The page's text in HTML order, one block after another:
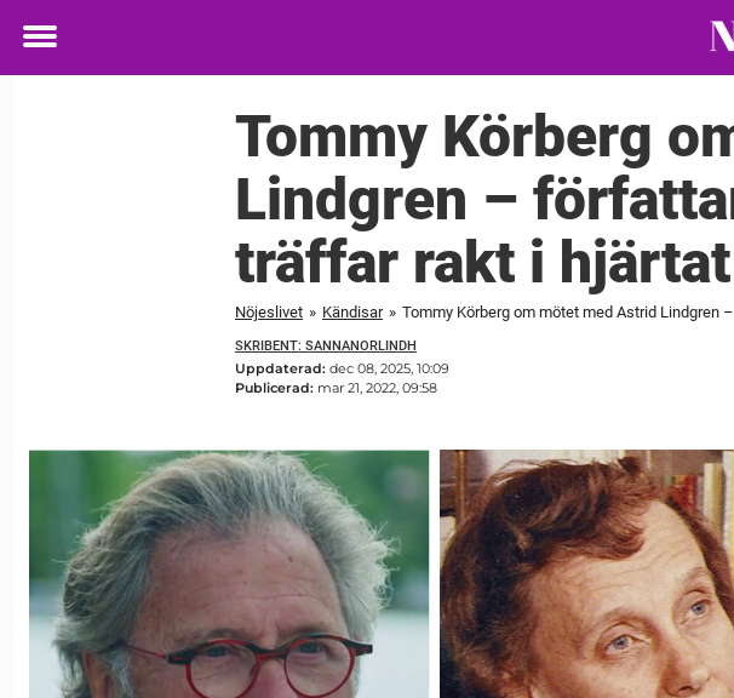
Toggle
Tommy Körberg
Lindgren –
träffar rakt i hjärtat
Nöjeslivet » Kändisar » Tommy Körberg om mötet med Astrid
SKRIBENT: SANNANORLINDH
Uppdaterad: dec 08, 2025, 10:09
Publicerad: mar 21, 2022, 09:58